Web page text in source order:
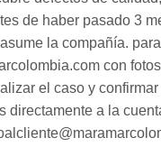
de haber pasado 3
la compañía.
con
el caso y
directamente a la